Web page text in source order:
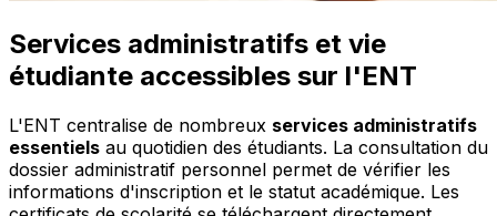
Services administratifs et vie
étudiante accessibles sur l'ENT
L'ENT centralise de nombreux services administratifs
essentiels au quotidien des étudiants. La consultation du
dossier administratif personnel permet de vérifier les
informations d'inscription et le statut académique. Les